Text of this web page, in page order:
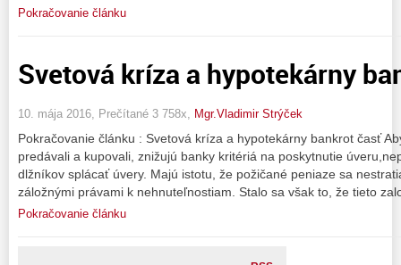
Pokračovanie článku
Svetová kríza a hypotekárny
10. mája 2016, Prečítané 3 758x, Mgr.Vladimir Strýček
Pokračovanie článku : Svetová kríza a hypotekárny bankrot časť
predávali a kupovali, znižujú banky kritériá na poskytnutie
dlžníkov splácať úvery. Majú istotu, že požičané peniaze sa
záložnými právami k nehnuteľnostiam. Stalo sa však to, že tieto
Pokračovanie článku